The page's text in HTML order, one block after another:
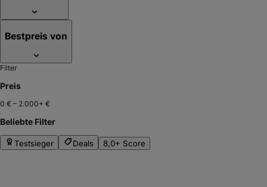
Bestpreis von
Filter
Preis
0 € – 2.000+ €
Beliebte Filter
Testsieger Deals 8,0+ Score